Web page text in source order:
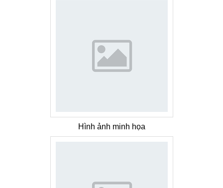
Hình ảnh minh họa